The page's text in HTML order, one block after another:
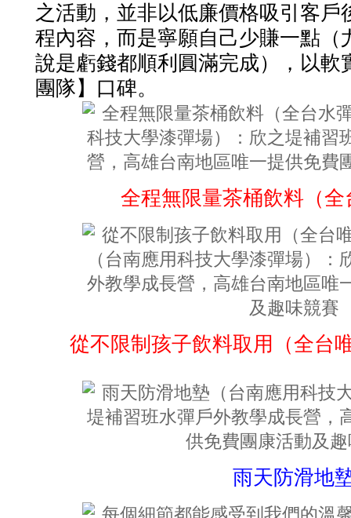
之活動，並非以低廉價格吸引客戶
程內容，而是寧願自己少賺一點（
說是虧錢都順利圓滿完成），以軟
團隊】口碑。
全程無限量茶桶飲料（
從不限制孩子飲料取用（全台
雨天防滑地